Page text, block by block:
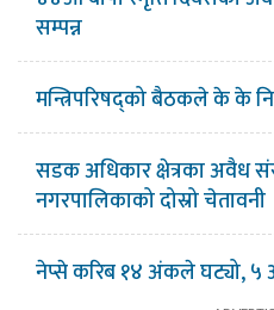
सम्पन्न
मन्त्रिपरिषद्को बैठकले के के
सडक अधिकार क्षेत्रका अवैध
नगरपालिकाको दोस्रो चेतावनी
नेप्से करिब १४ अंकले घट्यो, ५